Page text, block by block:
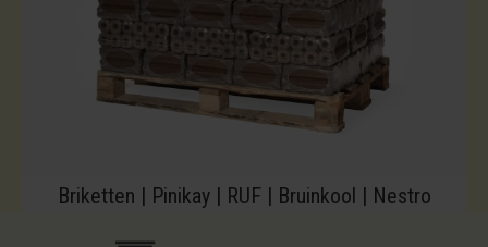
Briketten | Pinikay | RUF | Bruinkool | Nestro